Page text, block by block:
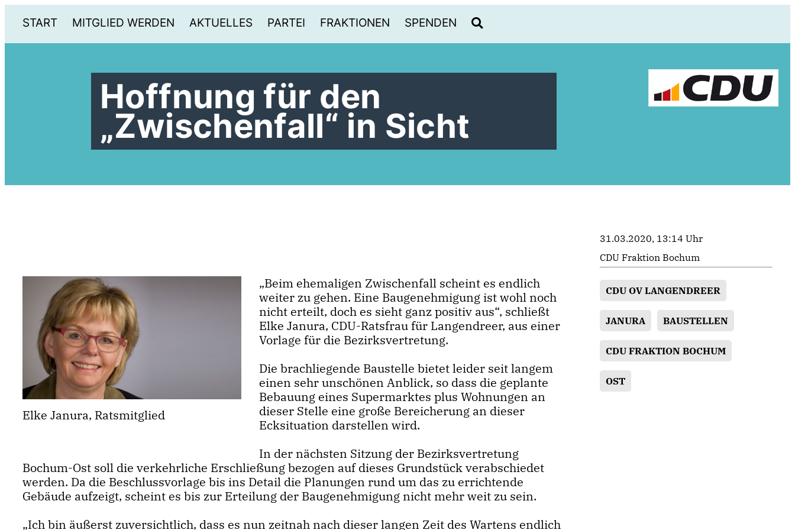
START MITGLIED WERDEN AKTUELLES PARTEI FRAKTIONEN SPENDEN
Hoffnung für den
Zwischenfall“ in Sicht
Elke Janura, Ratsmitglied
Beim ehemaligen Zwischenfall scheint es endlich
weiter zu gehen. Eine Baugenehmigung ist wohl noch
nicht erteilt, doch es sieht ganz positiv aus“, schließt
Elke Janura, CDU-Ratsfrau für Langendreer, aus einer
Vorlage für die Bezirksvertretung.
Die brachliegende Baustelle bietet leider seit langem
einen sehr unschönen Anblick, so dass die geplante
Bebauung eines Supermarktes plus Wohnungen an
dieser Stelle eine große Bereicherung an dieser
Ecksituation darstellen wird.
In der nächsten Sitzung der Bezirksvertretung
Bochum-Ost soll die verkehrliche Erschließung bezogen auf dieses Grundstück verabschiedet
werden. Da die Beschlussvorlage bis ins Detail die Planungen rund um das zu errichtende
Gebäude aufzeigt, scheint es bis zur Erteilung der Baugenehmigung nicht mehr weit zu sein.
Ich bin äußerst zuversichtlich, dass es nun zeitnah nach dieser langen Zeit des Wartens endlich
31.03.2020, 13:14 Uhr
CDU Fraktion Bochum
CDU OV LANGENDREER
JANURA BAUSTELLEN
CDU FRAKTION BOCHUM
OST